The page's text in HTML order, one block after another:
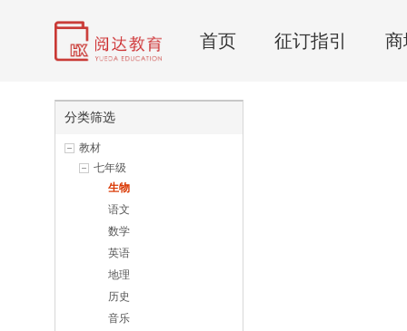
首页 征订指引 商
分类筛选
教材
七年级
生物
语文
数学
英语
地理
历史
音乐